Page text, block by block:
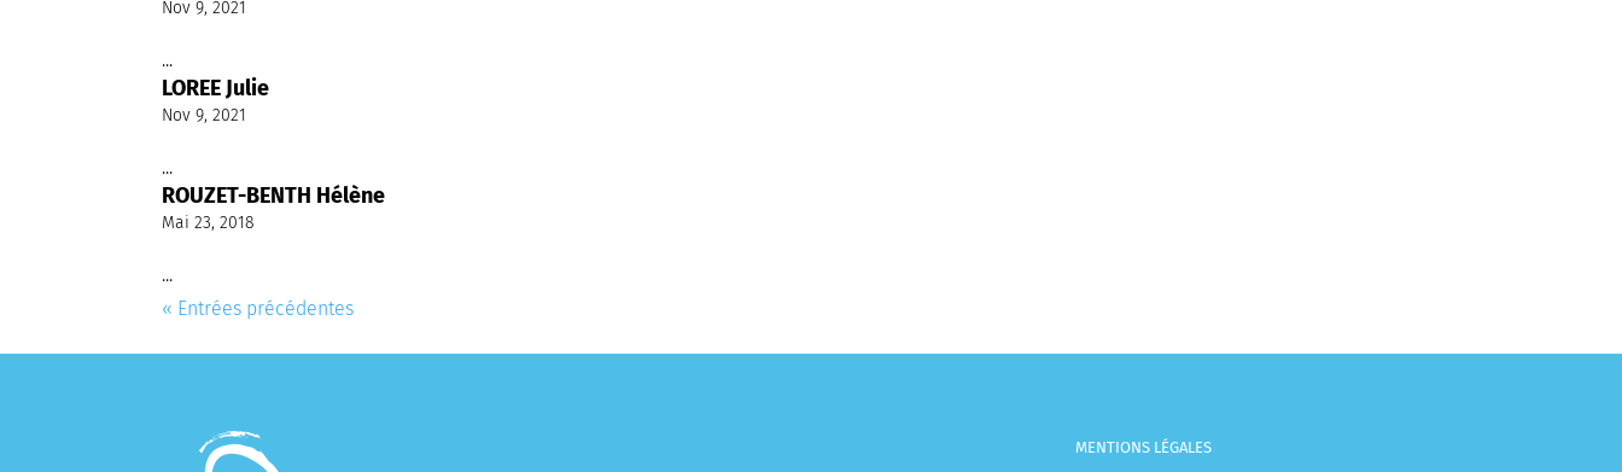
Nov 9, 2021
...
LOREE Julie
Nov 9, 2021
...
ROUZET-BENTH Hélène
Mai 23, 2018
...
« Entrées précédentes
MENTIONS LÉGALES